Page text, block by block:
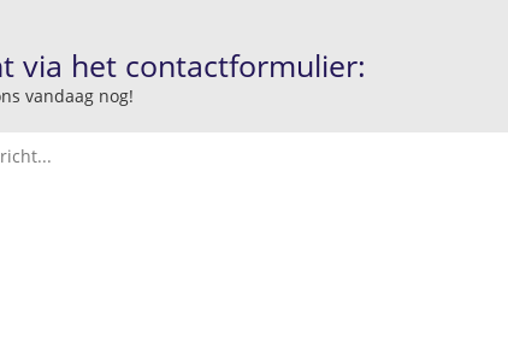
via het contactformulier:
vandaag nog!